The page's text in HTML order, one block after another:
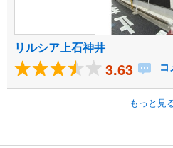
リルシア上石神井
3.63 コ
もっと見